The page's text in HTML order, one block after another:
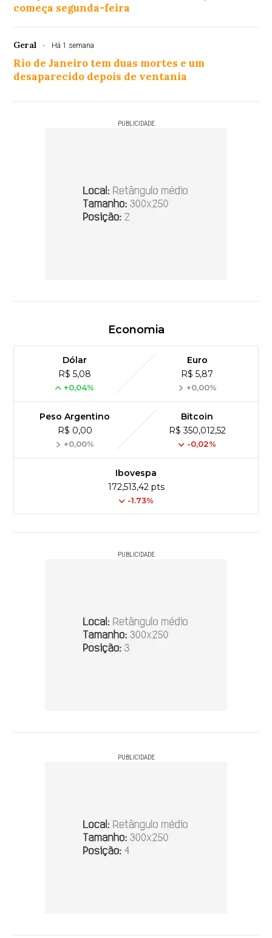
começa segunda-feira
Geral Há 1 semana
Rio de Janeiro tem duas mortes e um
desaparecido depois de ventania
PUBLICIDADE
Economia
Dólar
R$ 5,08
+0,04%
Euro
R$ 5,87
+0,00%
Peso Argentino
R$ 0,00
+0,00%
Bitcoin
R$ 350,012,52
-0,02%
Ibovespa
172,513,42 pts
-1.73%
PUBLICIDADE
PUBLICIDADE